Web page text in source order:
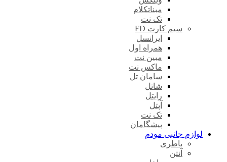
مبناتکلام
تک نت
سیم کارت FD
ایرانسل
همراه اول
مبین نت
ماکس نت
سامان تل
شاتل
رایتل
آپتل
تک نت
پیشگامان
لوازم جانبی مودم
باطری
آنتن